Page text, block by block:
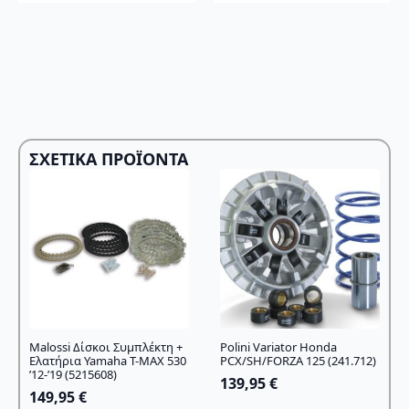
ΣΧΕΤΙΚΆ ΠΡΟΪΌΝΤΑ
Malossi Δίσκοι Συμπλέκτη +
Ελατήρια Yamaha T-MAX 530
’12-’19 (5215608)
149,95€
Polini Variator Honda
PCX/SH/FORZA 125 (241.712)
139,95€